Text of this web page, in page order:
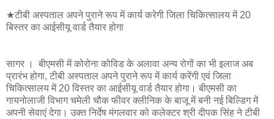
★टीबी अस्पताल अपने पुराने रूप में कार्य करेगी जिला चिकित्सालय में 20
बिस्तर का आईसीयू वार्ड तैयार होगा
सागर । बीएमसी में कोरोना कोविड के अलावा अन्य रोगों का भी इलाज अब
प्रारंभ होगा, टीबी अस्पताल अपने पुराने रूप में कार्य करेंगी एवं जिला
चिकित्सालय में 20 विस्तर का आईसीयू वार्ड तैयार होगा। बीएमसी का
गायनोलाजी विभाग चमेली चौक फीवर क्लीनिक के बाजू में बनी नई बिल्डिग में
अपनी सेवाएं देगा। उक्त निर्देष मंगलवार को कलेक्टर श्री दीपक सिंह ने टीबी